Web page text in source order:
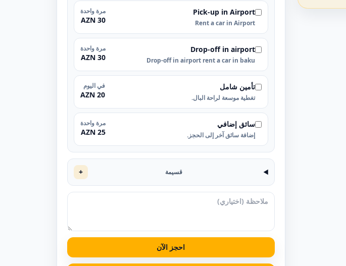
Pick-up in Airport
Rent a car in Airport
مرة واحدة
30 AZN
Drop-off in airport
Drop-off in airport rent a car in baku
مرة واحدة
30 AZN
تأمين شامل
تغطية موسعة لراحة البال.
في اليوم
20 AZN
سائق إضافي
إضافة سائق آخر إلى الحجز.
مرة واحدة
25 AZN
قسيمة +
احجز الآن